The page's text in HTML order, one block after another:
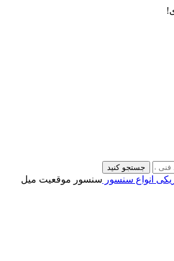
جستجو کنید
انواع سنسور سنسور موقعيت ميل